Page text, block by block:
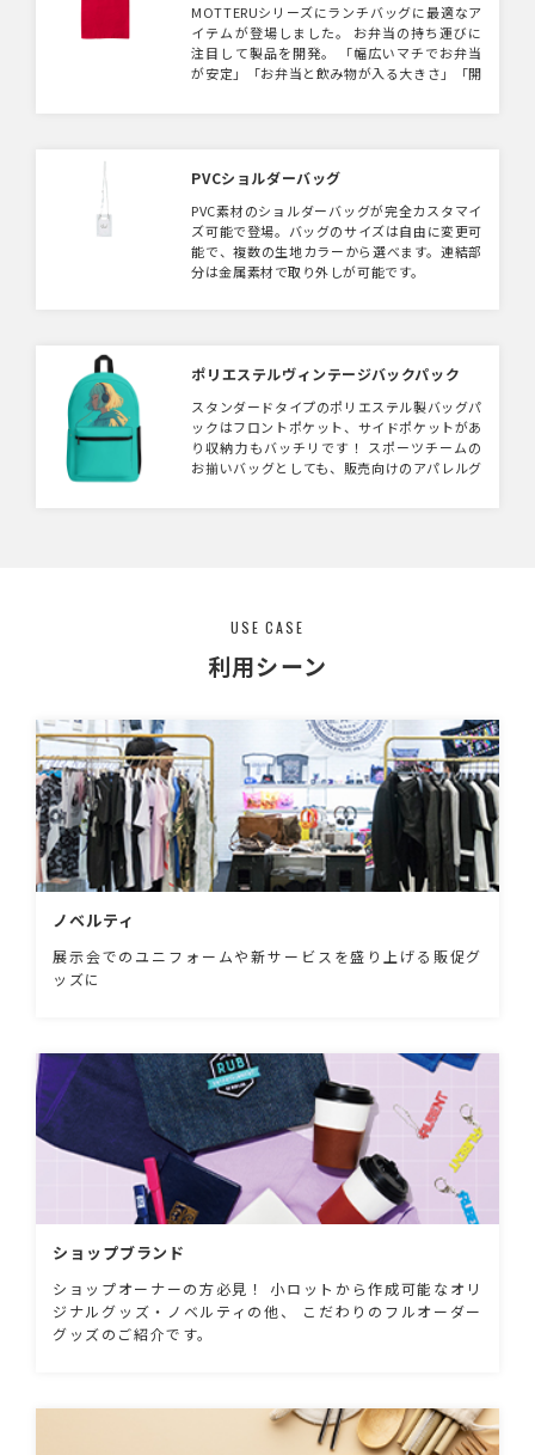
MOTTERUシリーズにランチバッグに最適なア
イテムが登場しました。 お弁当の持ち運びに
注目して製品を開発。 「幅広いマチでお弁当
が安定」「お弁当と飲み物が入る大きさ」「開
おります。 お弁当を平らに収納でき、開口部も
宝します。 また、クルリトシリーズの最大の特
徴であるゴムバンドがついており、未使用時に
はくるりと丸めてコンパクトな手のひらサイズ
にできます。 シワになりにくく洗濯可能な生
ポイント交換の記念品としてもらって嬉しい商
品です。
PVCショルダーバッグ
PVC素材のショルダーバッグが完全カスタマイ
ズ可能で登場。バッグのサイズは自由に変更可
能で、複数の生地カラーから選べます。連結部
分は金属素材で取り外しが可能です。
ポリエステルヴィンテージバックパック
スタンダードタイプのポリエステル製バッグパ
ックはフロントポケット、サイドポケットがあ
り収納力もバッチリです！ スポーツチームの
お揃いバッグとしても、販売向けのアパレルグ
USE CASE
利用シーン
ノベルティ
展示会でのユニフォームや新サービスを盛り上げる販促グ
ッズに
ショップブランド
ショップオーナーの方必見！ 小ロットから作成可能なオリ
ジナルグッズ・ノベルティの他、 こだわりのフルオーダー
グッズのご紹介です。